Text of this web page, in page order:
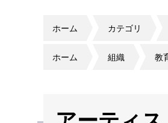
ホーム カテゴリ
ホーム 組織 教